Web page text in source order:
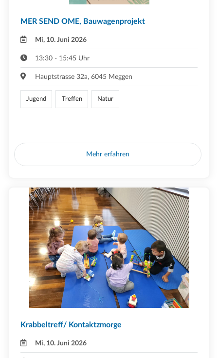
MER SEND OME, Bauwagenprojekt
Mi, 10. Juni 2026
13:30 - 15:45 Uhr
Hauptstrasse 32a, 6045 Meggen
Jugend Treffen Natur
Mehr erfahren
Krabbeltreff/ Kontaktzmorge
Mi, 10. Juni 2026